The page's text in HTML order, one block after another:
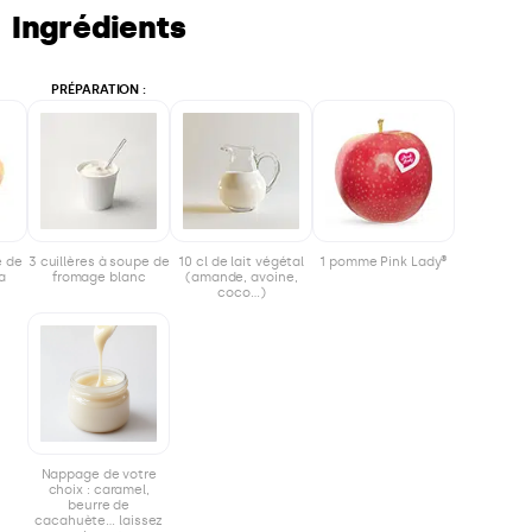
Ingrédients
PRÉPARATION :
de 3 cuillères à soupe de
fromage blanc
10 cl de lait végétal
(amande, avoine,
coco…)
1 pomme Pink Lady®
Nappage de votre
choix : caramel,
beurre de
cacahuète… laissez